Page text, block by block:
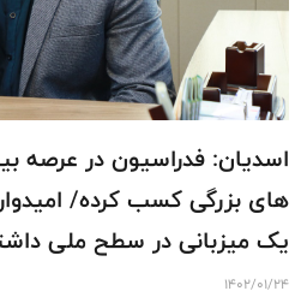
اسدیان: فدراسیون در عرصه
های بزرگی کسب کرده/
یک میزبانی در سطح ملی
1402/01/24